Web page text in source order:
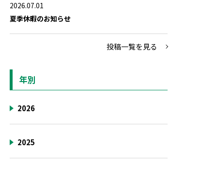
2026.07.01
夏季休暇のお知らせ
投稿一覧を見る
年別
2026
2025